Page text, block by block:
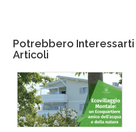
Potrebbero Interessarti
Articoli